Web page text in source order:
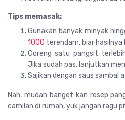
Tips memasak:
Gunakan banyak minyak
1000 terendam, biar hasilnya
Goreng satu pangsit
Jika sudah pas, lanjutkan
Sajikan dengan saus sambal
Nah, mudah banget kan resep
camilan di rumah, yuk jangan ragu